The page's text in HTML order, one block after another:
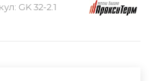
GK 32-2.1